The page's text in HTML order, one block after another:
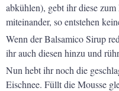
abkühlen), gebt ihr diese
miteinander, so entstehen
Wenn der Balsamico Sirup
ihr auch diesen hinzu und
Nun hebt ihr noch die
Eischnee. Füllt die Mousse